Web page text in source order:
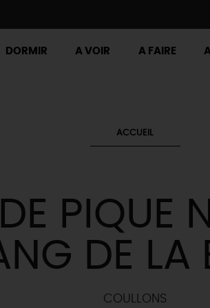
DORMIR A VOIR A FAIRE
ACCUEIL
PIQUE
DE LA
COULLONS